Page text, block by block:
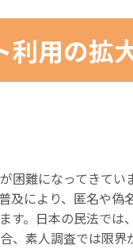
利用の拡
困難になってきて
及により、匿名や偽
す。日本の民法で
、素人調査では限界